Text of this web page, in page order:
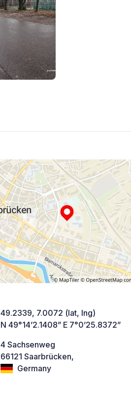
49.2339, 7.0072 (lat, lng)
N 49°14’2.1408” E 7°0’25.8372”
4 Sachsenweg
66121 Saarbrücken,
Germany